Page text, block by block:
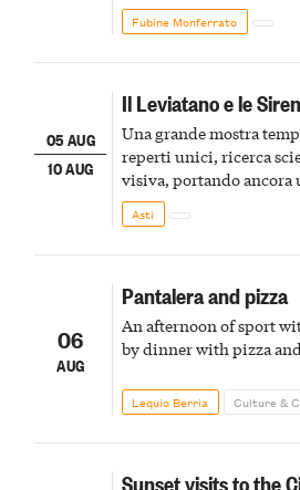
Fubine Monferrato
05 AUG
10 AUG
Il Leviatano e le
Una grande mostra
reperti unici, ricerca
visiva, portando ancora
della scena le meraviglie
Asti
06
AUG
Pantalera and pizza
An afternoon of sport
by dinner with pizza
Lequio Berria Culture &
Sunset visits to the